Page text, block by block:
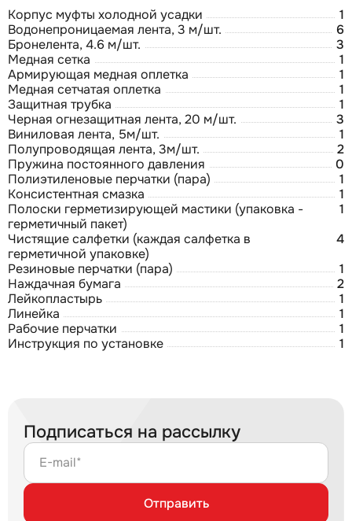
Корпус муфты холодной усадки
1
Водонепроницаемая лента, 3 м/шт.
6
Бронелента, 4.6 м/шт.
3
Медная сетка
1
Армирующая медная оплетка
1
Медная сетчатая оплетка
1
Защитная трубка
1
Черная огнезащитная лента, 20 м/шт.
3
Виниловая лента, 5м/шт.
1
Полупроводящая лента, 3м/шт.
2
Пружина постоянного давления
0
Полиэтиленовые перчатки (пара)
1
Консистентная смазка
1
Полоски герметизирующей мастики (упаковка -
герметичный пакет)
1
Чистящие салфетки (каждая салфетка в
герметичной упаковке)
4
Резиновые перчатки (пара)
1
Наждачная бумага
2
Лейкопластырь
1
Линейка
1
Рабочие перчатки
1
Инструкция по установке
1
Подписаться на рассылку
E-mail*
Отправить